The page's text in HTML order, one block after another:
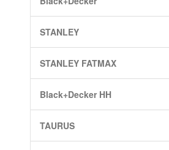
STANLEY
STANLEY FATMAX
Black+Decker HH
TAURUS